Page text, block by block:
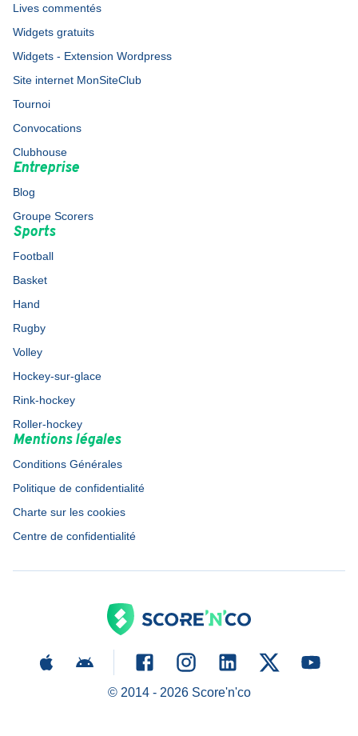
Lives commentés
Widgets gratuits
Widgets - Extension Wordpress
Site internet MonSiteClub
Tournoi
Convocations
Clubhouse
Entreprise
Blog
Groupe Scorers
Sports
Football
Basket
Hand
Rugby
Volley
Hockey-sur-glace
Rink-hockey
Roller-hockey
Mentions légales
Conditions Générales
Politique de confidentialité
Charte sur les cookies
Centre de confidentialité
© 2014 - 2026Score'n'co